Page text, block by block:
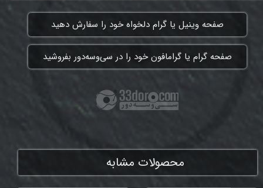
​صفحه وینیل یا گرام دلخواه خود را سفارش دهید
​صفحه گرام یا گرامافون خود را در سی‌وسه‌دور بفروشید
محصولات مشابه